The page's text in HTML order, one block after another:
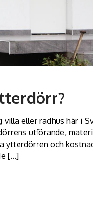
eller radhus här i
utförande,
ytterdörren och
[…]